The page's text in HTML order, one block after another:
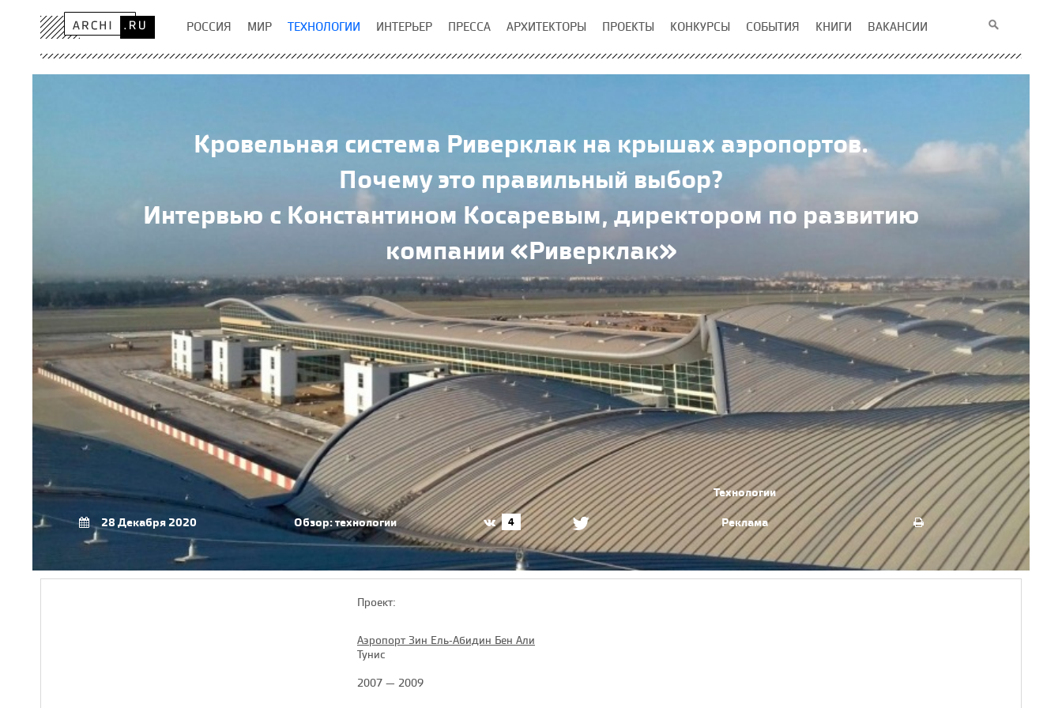
РОССИЯ МИР ТЕХНОЛОГИИ ИНТЕРЬЕР ПРЕССА АРХИТЕКТОРЫ ПРОЕКТЫ КОНКУРСЫ СОБЫТИЯ КНИГИ ВАКАНСИИ
Кровельная система Риверклак на крышах аэропортов.
Почему это правильный выбор?
Интервью с Константином Косаревым, директором по развитию
компании «Риверклак»
28 Декабря 2020 Обзор: технологии 4
Технологии
Реклама
Проект:
Аэропорт Зин Ель-Абидин Бен Али
Тунис
2007 — 2009